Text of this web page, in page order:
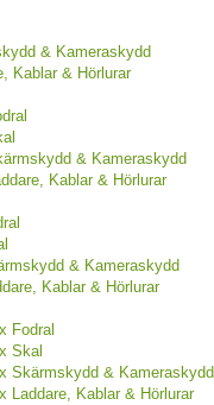
& Kameraskydd
Kablar & Hörlurar
& Kameraskydd
Kablar & Hörlurar
& Kameraskydd
Kablar & Hörlurar
Fodral
Skal
Skärmskydd & Kameraskydd
Laddare, Kablar & Hörlurar